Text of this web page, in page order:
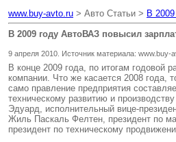
www.buy-avto.ru > Авто Статьи > В
В 2009 году АвтоВАЗ повысил
9 апреля 2010. Источник материала: www.buy-
В конце 2009 года, по итогам годовой
компании. Что же касается 2008 года,
само правление предприятия
техническому развитию и
Эдуард, исполнительный вице-
Жиль Паскаль Фелтен, президент по
президент по техническому